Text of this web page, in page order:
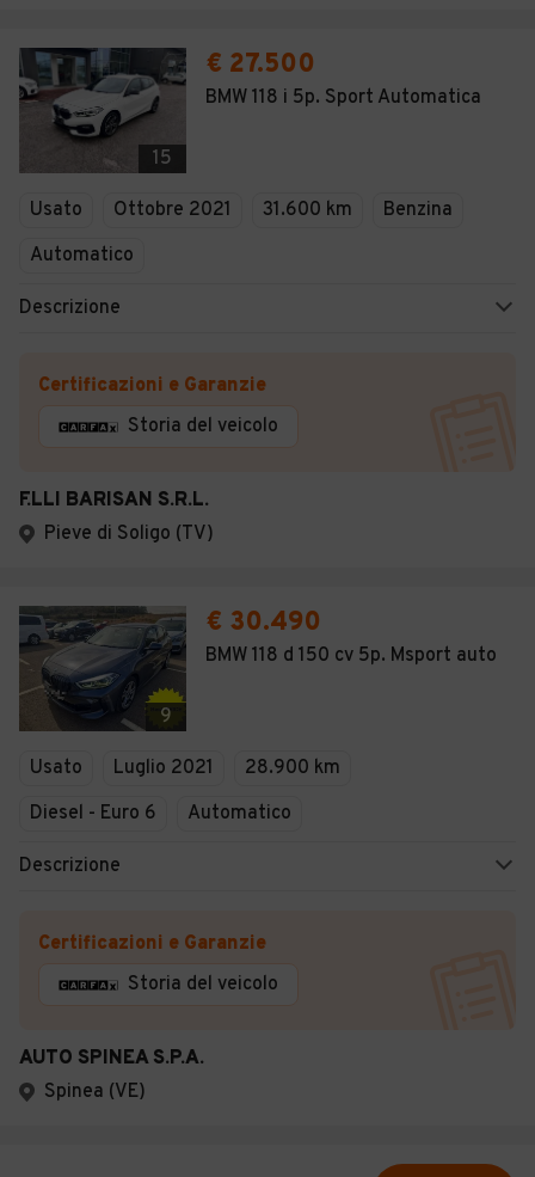
15
€ 27.500
BMW 118 i 5p. Sport Automatica
Usato Ottobre 2021 31.600 km
Benzina
Automatico
Descrizione
Certificazioni e Garanzie
Storia del veicolo
F.LLI BARISAN S.R.L.
Pieve di Soligo (TV)
9
€ 30.490
BMW 118 d 150 cv 5p. Msport auto
Usato Luglio 2021
28.900 km
Diesel - Euro 6
Automatico
Descrizione
Certificazioni e Garanzie
Storia del veicolo
AUTO SPINEA S.P.A.
Spinea (VE)